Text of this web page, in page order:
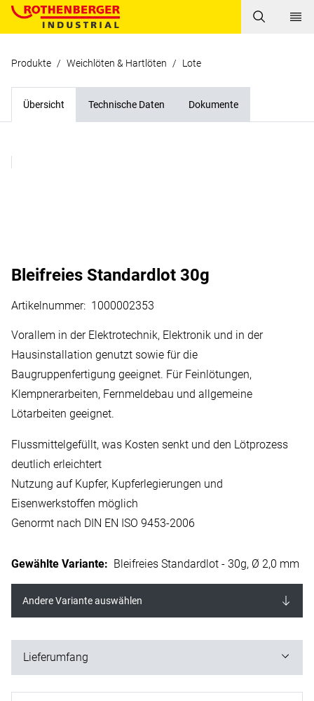
Produkte / Weichlöten & Hartlöten / Lote
Übersicht Technische Daten Dokumente
Bleifreies Standardlot 30g
Artikelnummer: 1000002353
Vorallem in der Elektrotechnik, Elektronik und in der
Hausinstallation genutzt sowie für die
Baugruppenfertigung geeignet. Für Feinlötungen,
Klempnerarbeiten, Fernmeldebau und allgemeine
Lötarbeiten geeignet.
Flussmittelgefüllt, was Kosten senkt und den Lötprozess
deutlich erleichtert
Nutzung auf Kupfer, Kupferlegierungen und
Eisenwerkstoffen möglich
Genormt nach DIN EN ISO 9453-2006
Gewählte Variante: Bleifreies Standardlot - 30g, Ø 2,0 mm
Andere Variante auswählen
Lieferumfang
30 g